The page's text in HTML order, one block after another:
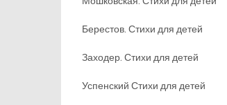
Берестов. Стихи для детей
Заходер. Стихи для детей
Успенский Стихи для детей